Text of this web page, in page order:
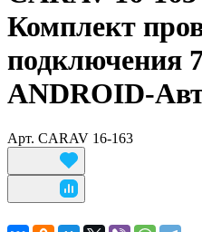
Комплект
подключения
ANDROID-
Арт. CARAV 16-163